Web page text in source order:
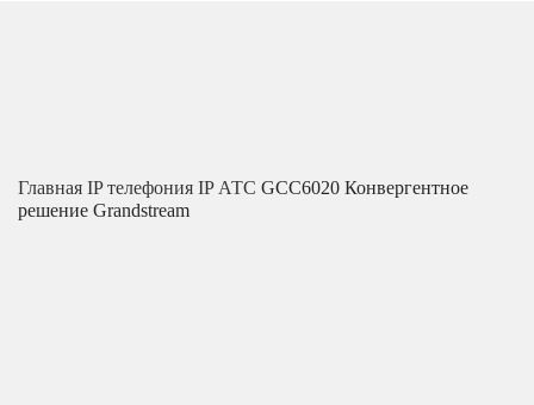
Главная IP телефония IP АТС GCC6020 Конвергентное
решение Grandstream